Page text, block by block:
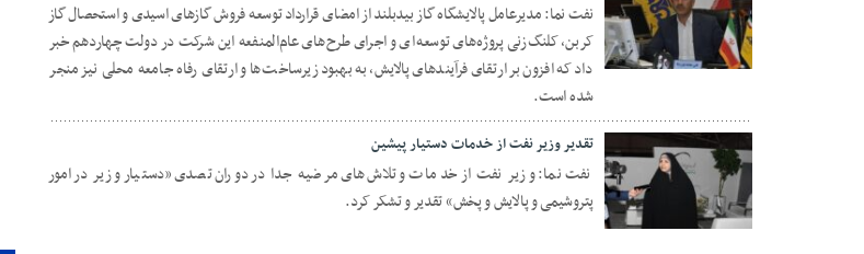
26 مرداد 1404
نفت نما: مدیرعامل پالایشگاه گاز بیدبلند از امضای قرارداد توسعه فروش گازهای اسیدی و استحصال گاز
کربن، کلنگ‌زنی پروژه‌های توسعه‌ای و اجرای طرح‌های عام‌المنفعه این شرکت در دولت چهاردهم خبر
داد که افزون بر ارتقای فرآیندهای پالایش، به بهبود زیرساخت‌ها و ارتقای رفاه جامعه محلی نیز منجر
شده است.
27 اردیبهشت 1404
تقدیر وزیر نفت از خدمات دستیار پیشین
نفت نما: وزیر نفت از خدمات و تلاش‌های مرضیه جدا در دوران تصدی «دستیار وزیر در امور
پتروشیمی و پالایش و پخش» تقدیر و تشکر کرد.